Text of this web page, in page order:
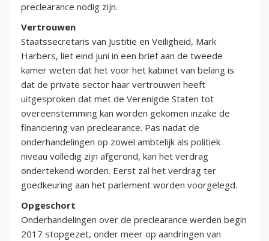
preclearance nodig zijn.
Vertrouwen
Staatssecretaris van Justitie en Veiligheid, Mark
Harbers, liet eind juni in een brief aan de tweede
kamer weten dat het voor het kabinet van belang is
dat de private sector haar vertrouwen heeft
uitgesproken dat met de Verenigde Staten tot
overeenstemming kan worden gekomen inzake de
financiering van preclearance. Pas nadat de
onderhandelingen op zowel ambtelijk als politiek
niveau volledig zijn afgerond, kan het verdrag
ondertekend worden. Eerst zal het verdrag ter
goedkeuring aan het parlement worden voorgelegd.
Opgeschort
Onderhandelingen over de preclearance werden begin
2017 stopgezet, onder meer op aandringen van